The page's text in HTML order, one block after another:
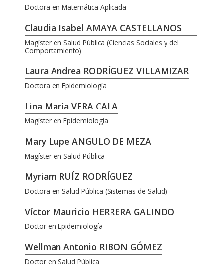
Doctora en Matemática Aplicada
Claudia Isabel AMAYA CASTELLANOS
Magíster en Salud Pública (Ciencias Sociales y del
Comportamiento)
Laura Andrea RODRÍGUEZ VILLAMIZAR
Doctora en Epidemiología
Lina María VERA CALA
Magíster en Epidemiología
Mary Lupe ANGULO DE MEZA
Magíster en Salud Pública
Myriam RUÍZ RODRÍGUEZ
Doctora en Salud Pública (Sistemas de Salud)
Víctor Mauricio HERRERA GALINDO
Doctor en Epidemiología
Wellman Antonio RIBON GÓMEZ
Doctor en Salud Pública